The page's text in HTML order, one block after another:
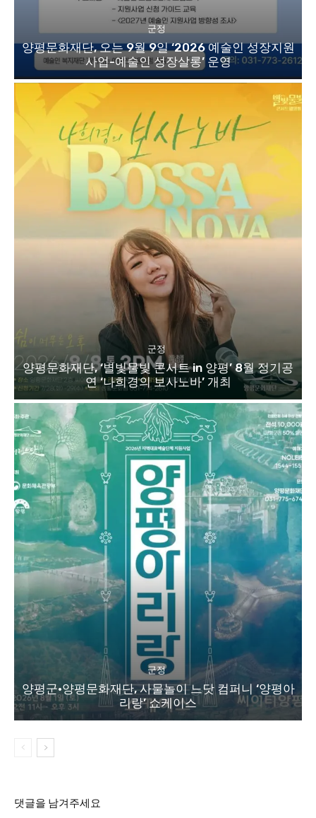
군정
양평문화재단, 오는 9월 9일 ‘2026 예술인 성장지원
사업-예술인 성장살롱’ 운영
군정
양평문화재단, ‘별빛물빛 콘서트 in 양평’ 8월 정기공
연 ‘나희경의 보사노바’ 개최
군정
양평군·양평문화재단, 사물놀이 느닷 컴퍼니 ‘양평아
리랑’ 쇼케이스
댓글을 남겨주세요